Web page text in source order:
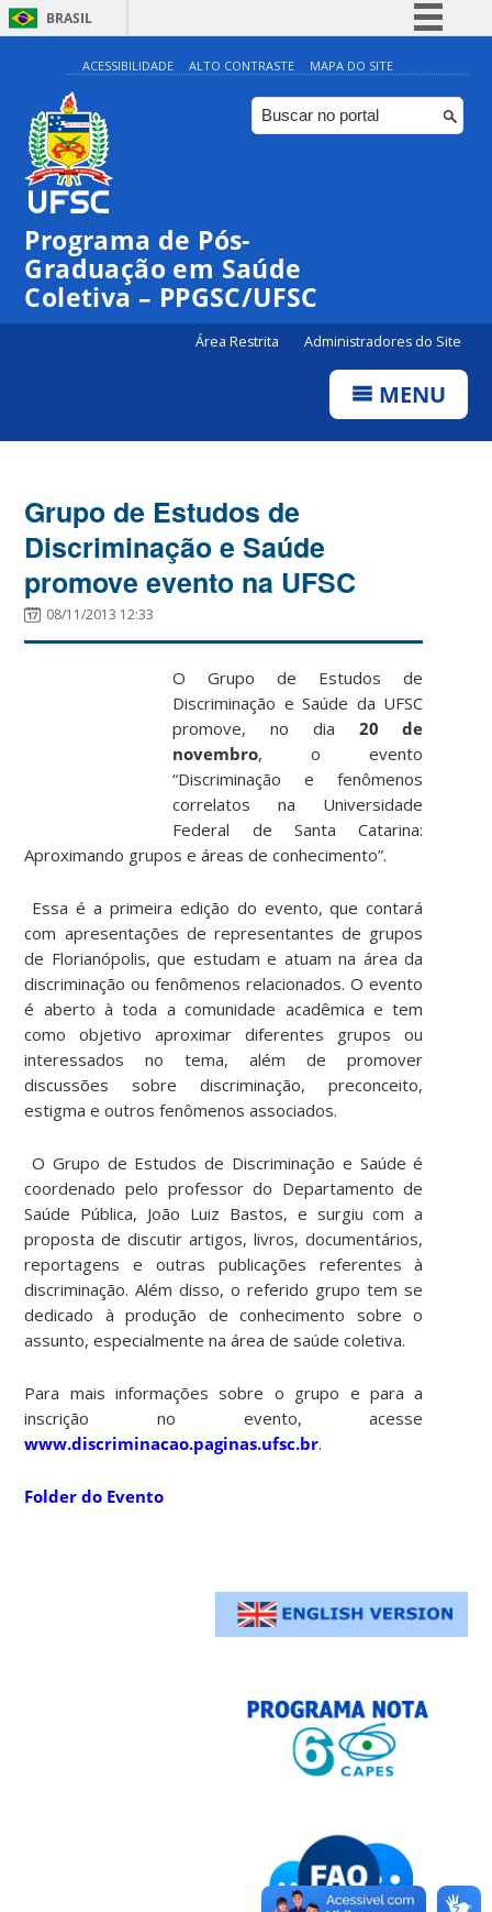
BRASIL
Simplifique!
Comunica BR
Participe
ACESSIBILIDADE ALTO CONTRASTE MAPA DO SITE
Programa de Pós-
Graduação em Saúde
Coletiva – PPGSC/UFSC
Área Restrita Administradores do Site
MENU
Grupo de Estudos de
Discriminação e Saúde
promove evento na UFSC
08/11/2013 12:33
O Grupo de Estudos de
Discriminação e Saúde da UFSC
promove, no dia 20 de
novembro, o evento
“Discriminação e fenômenos
correlatos na Universidade
Federal de Santa Catarina:
Aproximando grupos e áreas de conhecimento”.
Essa é a primeira edição do evento, que contará
com apresentações de representantes de grupos
de Florianópolis, que estudam e atuam na área da
discriminação ou fenômenos relacionados. O evento
é aberto à toda a comunidade acadêmica e tem
como objetivo aproximar diferentes grupos ou
interessados no tema, além de promover
discussões sobre discriminação, preconceito,
estigma e outros fenômenos associados.
O Grupo de Estudos de Discriminação e Saúde é
coordenado pelo professor do Departamento de
Saúde Pública, João Luiz Bastos, e surgiu com a
proposta de discutir artigos, livros, documentários,
reportagens e outras publicações referentes à
discriminação. Além disso, o referido grupo tem se
dedicado à produção de conhecimento sobre o
assunto, especialmente na área de saúde coletiva.
Para mais informações sobre o grupo e para a
inscrição no evento, acesse
www.discriminacao.paginas.ufsc.br.
Folder do Evento